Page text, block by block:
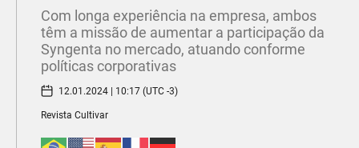
Com longa experiência na empresa, ambos
têm a missão de aumentar a participação da
Syngenta no mercado, atuando conforme
políticas corporativas
12.01.2024 | 10:17 (UTC -3)
Revista Cultivar